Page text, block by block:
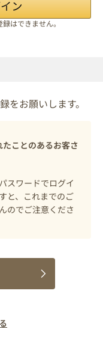
はできません。
をお願いします。
ことのあるお客さ
スワードでログイ
と、これまでのご
のでご注意くださ